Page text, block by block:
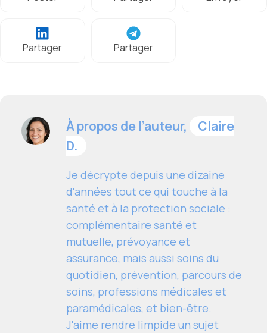
Partager Partager
À propos de l’auteur,
Claire
D.
Je décrypte depuis une dizaine
d'années tout ce qui touche à la
santé et à la protection sociale :
complémentaire santé et
mutuelle, prévoyance et
assurance, mais aussi soins du
quotidien, prévention, parcours de
soins, professions médicales et
paramédicales, et bien-être.
J'aime rendre limpide un sujet